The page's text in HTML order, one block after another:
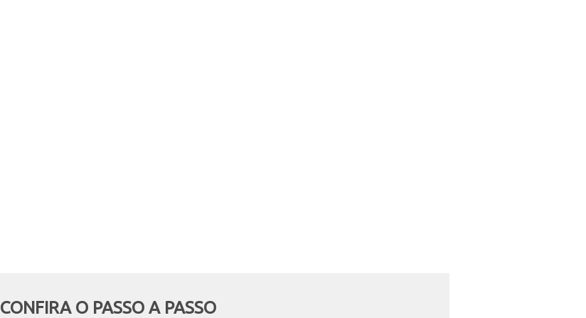
CONFIRA O PASSO A PASSO